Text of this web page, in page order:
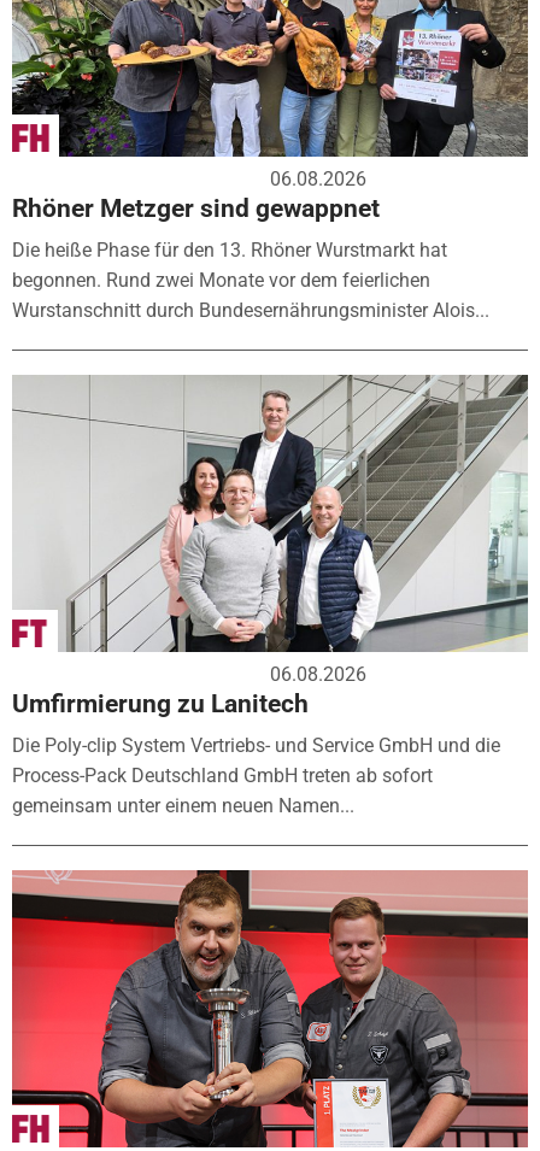
06.08.2026
Rhöner Metzger sind gewappnet
Die heiße Phase für den 13. Rhöner Wurstmarkt hat
begonnen. Rund zwei Monate vor dem feierlichen
Wurstanschnitt durch Bundesernährungsminister Alois...
06.08.2026
Umfirmierung zu Lanitech
Die Poly-clip System Vertriebs- und Service GmbH und die
Process-Pack Deutschland GmbH treten ab sofort
gemeinsam unter einem neuen Namen...